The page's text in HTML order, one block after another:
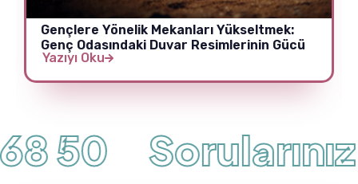
Gençlere Yönelik Mekanları Yükseltmek:
Genç Odasındaki Duvar Resimlerinin Gücü
Yazıyı Oku
50 Sorularınız